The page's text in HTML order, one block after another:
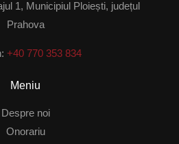
1, Municipiul Ploiești, județul
Prahova
+40 770 353 834
Meniu
Despre noi
Onorariu